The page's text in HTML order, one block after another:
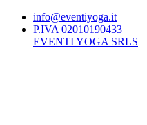
info@eventiyoga.it
P.IVA 02010190433
EVENTI YOGA SRLS